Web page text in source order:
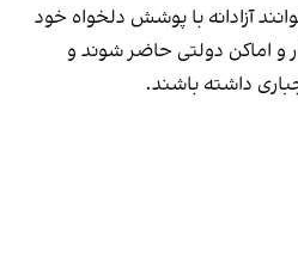
آزادانه با پوشش دلخواه خود
و اماکن دولتی حاضر شوند و
داشته باشند.